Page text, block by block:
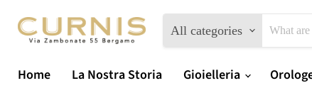
All categories
Home La Nostra Storia Gioielleria